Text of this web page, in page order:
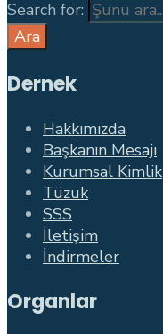
Search for:
Ara
Dernek
Hakkımızda
Başkanın Mesajı
Kurumsal Kimlik
Tüzük
SSS
İletişim
İndirmeler
Organlar